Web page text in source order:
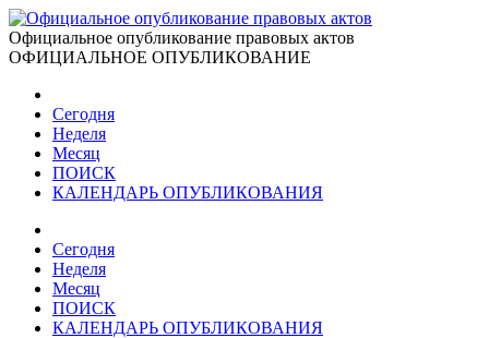
Официальное опубликование правовых актов
ОФИЦИАЛЬНОЕ ОПУБЛИКОВАНИЕ
Сегодня
Неделя
Месяц
ПОИСК
КАЛЕНДАРЬ ОПУБЛИКОВАНИЯ
Сегодня
Неделя
Месяц
ПОИСК
КАЛЕНДАРЬ ОПУБЛИКОВАНИЯ